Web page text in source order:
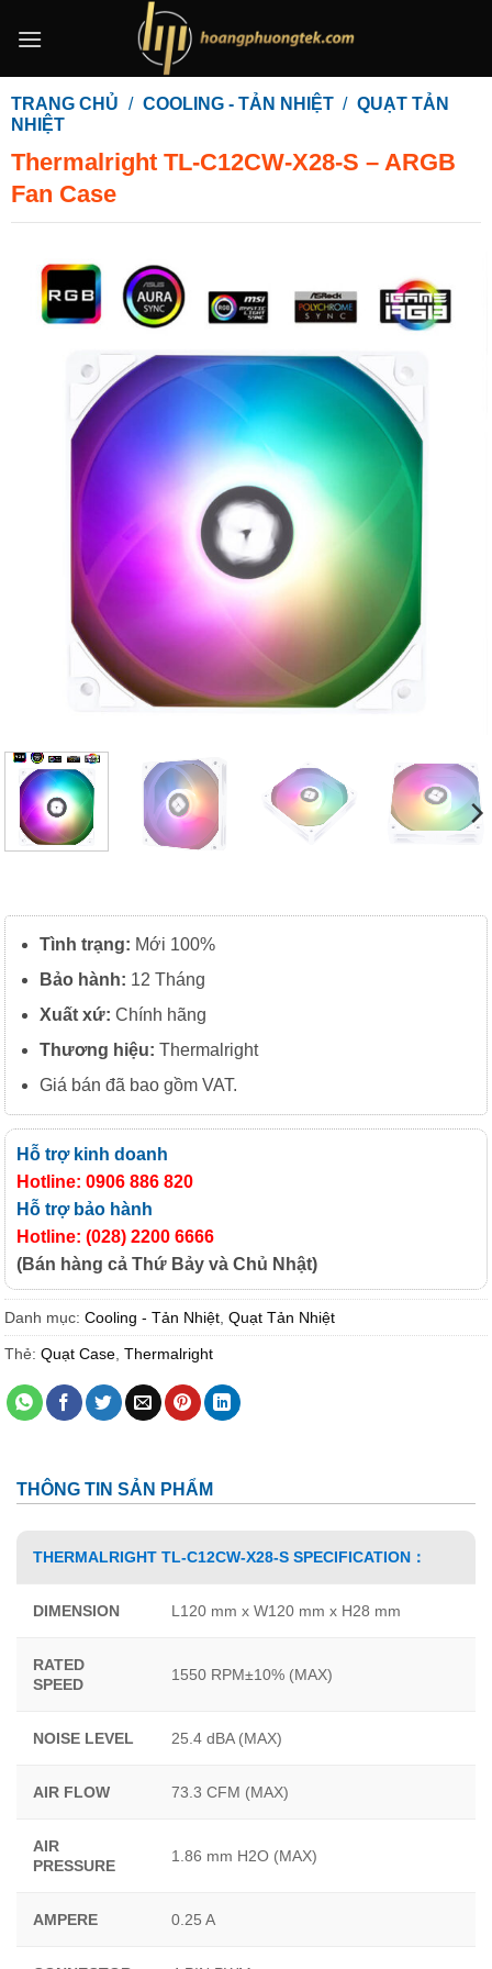
qua
dung
TRANG CHỦ / COOLING - TẢN NHIỆT / QUẠT TẢN
NHIỆT
Thermalright TL-C12CW-X28-S – ARGB
Fan Case
Tình trạng: Mới 100%
Bảo hành: 12 Tháng
Xuấtxứ: Chính hãng
Thương hiệu: Thermalright
Giá bán đã bao gồm VAT.
Hỗ trợ kinh doanh
Hotline: 0906 886 820
Hỗ trợ bảo hành
Hotline: (028) 2200 6666
(Bán hàng cả Thứ Bảy và Chủ Nhật)
Danh mục: Cooling - Tản Nhiệt Quạt Tản Nhiệt
Thẻ: Quạt Case Thermalright
THÔNG TIN SẢN PHẨM
THERMALRIGHT TL-C12CW-X28-S SPECIFICATION：
DIMENSION L120 mm x W120 mm x H28 mm
RATED
SPEED
1550 RPM±10% (MAX)
NOISE LEVEL 25.4 dBA (MAX)
AIR FLOW 73.3 CFM (MAX)
AIR
PRESSURE
1.86 mm H2O (MAX)
AMPERE 0.25 A